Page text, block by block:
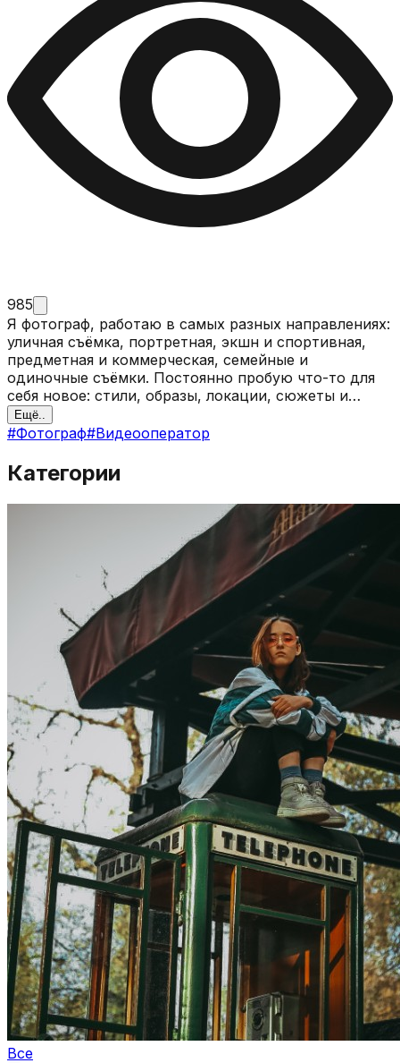
985
Я фотограф, работаю в самых разных направлениях:
уличная съёмка, портретная, экшн и спортивная,
предметная и коммерческая, семейные и
одиночные съёмки. Постоянно пробую что-то для
себя новое: стили, образы, локации, сюжеты и
технические приёмы. Стремлюсь к развитию в этой
сфере, и работе в команде. Помимо фотосъемки,
монтирую видео, музыкальные клипы.
Ещё..
#Фотограф#Видеооператор
Категории
Все